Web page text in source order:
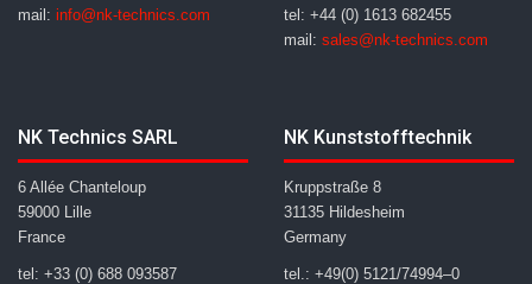
mail: info@nk-technics.com
tel: +44 (0) 1613 682455
mail: sales@nk-technics.com
NK Technics SARL
6 Allée Chanteloup
59000 Lille
France
tel: +33 (0) 688 093587
NK Kunststofftechnik
Kruppstraße 8
31135 Hildesheim
Germany
tel.: +49(0) 5121/74994–0